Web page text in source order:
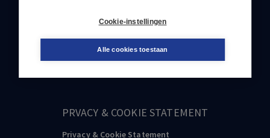
Cookie-instellingen
Alle cookies toestaan
KLANTENSERVICE
088-0301000
PRVACY & COOKIE STATEMENT
Privacy & Cookie Statement